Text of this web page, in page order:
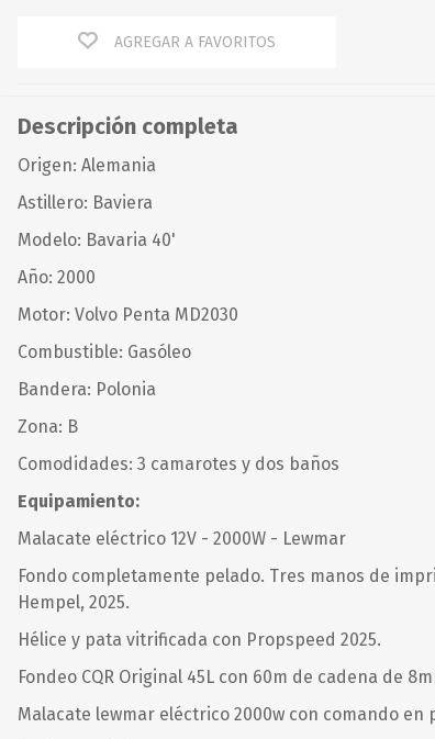
Torcido
TREM
AGREGAR A FAVORITOS
Descripción completa
Origen: Alemania
Astillero: Baviera
Modelo: Bavaria 40'
Año: 2000
Motor: Volvo Penta MD2030
Combustible: Gasóleo
Bandera: Polonia
Zona: B
Comodidades: 3 camarotes y dos baños
Equipamiento:
Malacate eléctrico 12V - 2000W - Lewmar
Fondo completamente pelado. Tres manos de
Hempel, 2025.
Hélice y pata vitrificada con Propspeed 2025.
Fondeo CQR Original 45L con 60m de cadena de
Malacate lewmar eléctrico 2000w con comando en